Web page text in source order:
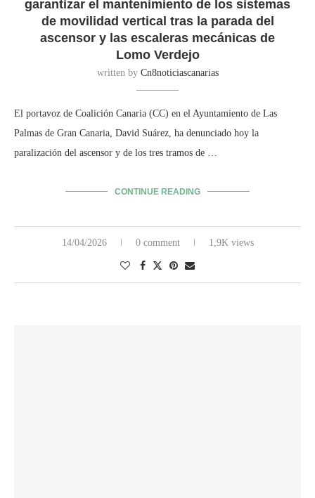
garantizar el mantenimiento de los sistemas
de movilidad vertical tras la parada del
ascensor y las escaleras mecánicas de
Lomo Verdejo
written by Cn8noticiascanarias
El portavoz de Coalición Canaria (CC) en el Ayuntamiento de Las
Palmas de Gran Canaria, David Suárez, ha denunciado hoy la
paralización del ascensor y de los tres tramos de …
CONTINUE READING
14/04/2026 0 comment 1,9K views